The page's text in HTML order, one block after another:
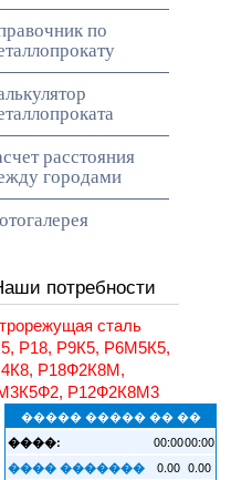
по
расстояния
городами
потребности
сталь
Р18, Р9К5, Р6М5К5,
Р18Ф2К8М,
Р12Ф2К8М3
����� ����� �� ��
����: 00:0000:00
���� ������� 0.00 0.00